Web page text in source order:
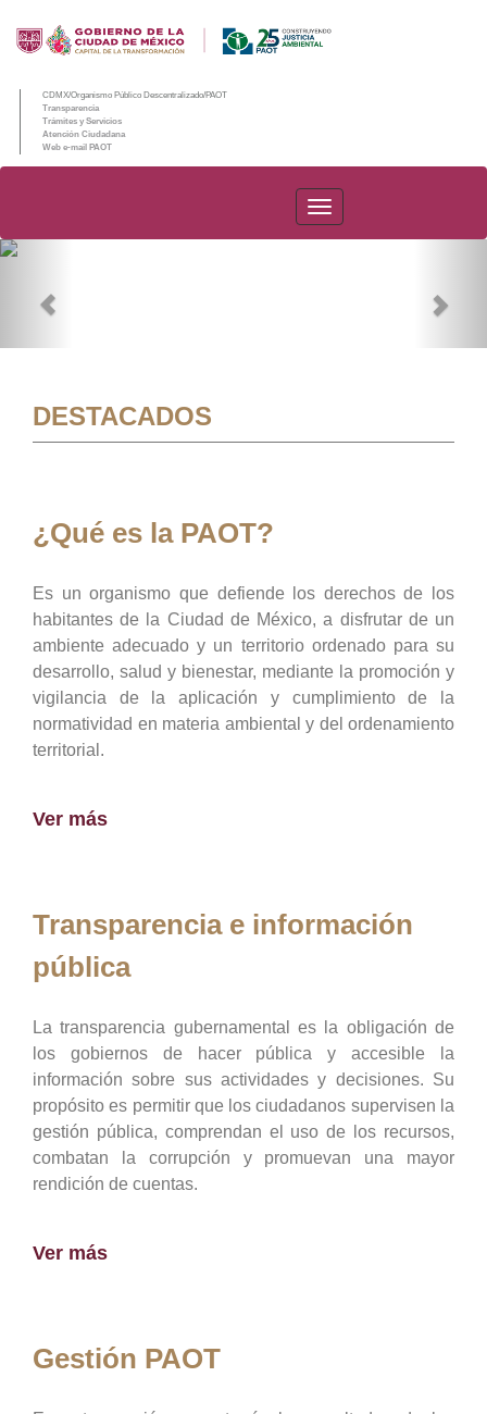
CDMX/Organismo Público Descentralizado/PAOT
Transparencia
Trámites y Servicios
Atención Ciudadana
Web e-mail PAOT
PAOT
DESTACADOS
¿Qué es la PAOT?
Es un organismo que defiende los derechos de los
habitantes de la Ciudad de México, a disfrutar de un
ambiente adecuado y un territorio ordenado para su
desarrollo, salud y bienestar, mediante la promoción y
vigilancia de la aplicación y cumplimiento de la
normatividad en materia ambiental y del ordenamiento
territorial.
Ver más
Transparencia e información
pública
La transparencia gubernamental es la obligación de
los gobiernos de hacer pública y accesible la
información sobre sus actividades y decisiones. Su
propósito es permitir que los ciudadanos supervisen la
gestión pública, comprendan el uso de los recursos,
combatan la corrupción y promuevan una mayor
rendición de cuentas.
Ver más
Gestión PAOT